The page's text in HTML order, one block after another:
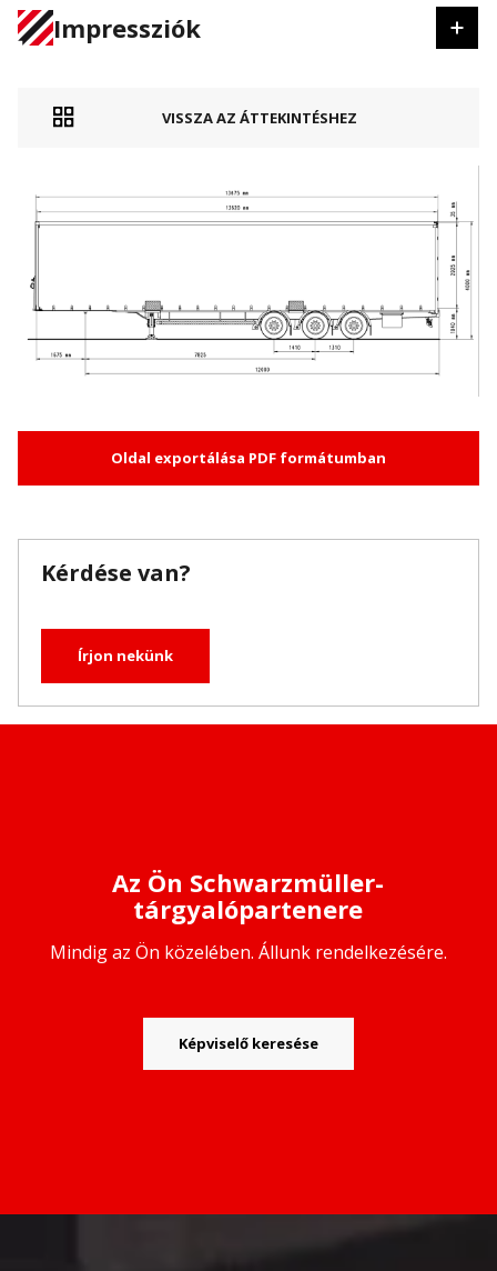
Impressziók
VISSZA AZ ÁTTEKINTÉSHEZ
Oldal exportálása PDF formátumban
Kérdése van?
Írjon nekünk
Az Ön Schwarzmüller-
tárgyalópartenere
Mindig az Ön közelében. Állunk rendelkezésére.
Képviselő keresése